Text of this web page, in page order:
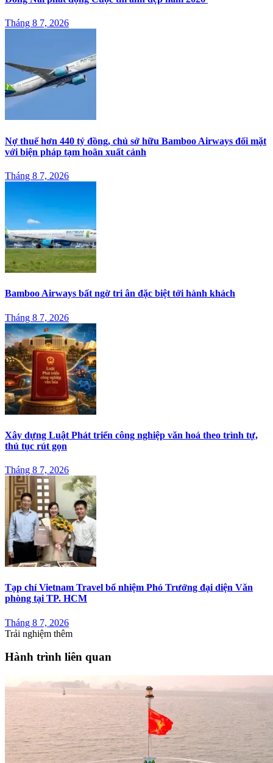
Tháng 8 7, 2026
Nợ thuế hơn 440 tỷ đồng, chủ sở hữu Bamboo Airways đối mặt
với biện pháp tạm hoãn xuất cảnh
Tháng 8 7, 2026
Bamboo Airways bất ngờ tri ân đặc biệt tới hành khách
Tháng 8 7, 2026
Xây dựng Luật Phát triển công nghiệp văn hoá theo trình tự,
thủ tục rút gọn
Tháng 8 7, 2026
Tạp chí Vietnam Travel bổ nhiệm Phó Trưởng đại diện Văn
phòng tại TP. HCM
Tháng 8 7, 2026
Trải nghiệm thêm
Hành trình liên quan